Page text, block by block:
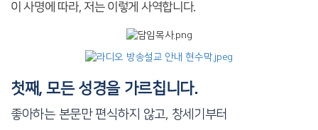
이 사명에 따라, 저는 이렇게 사역합니다.
첫째, 모든 성경을 가르칩니다.
좋아하는 본문만 편식하지 않고, 창세기부터